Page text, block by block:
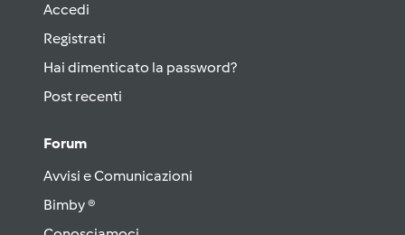
Accedi
Registrati
Hai dimenticato la password?
Post recenti
Forum
Avvisi e Comunicazioni
Bimby ®